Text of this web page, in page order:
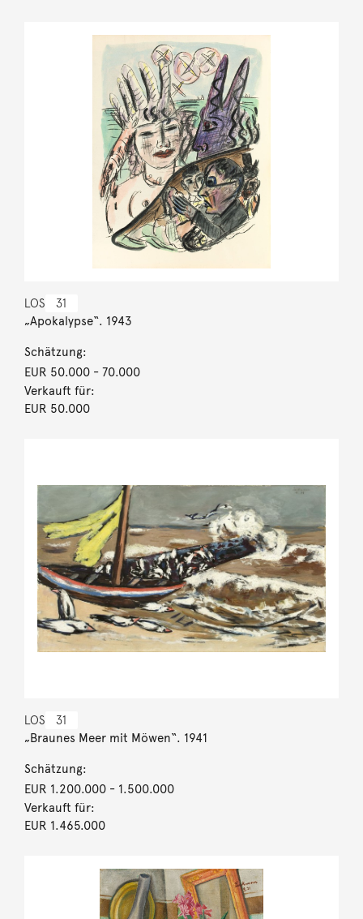
LOS 31
„Apokalypse“. 1943
Schätzung:
EUR 50.000- 70.000
Verkauft für:
EUR 50.000
LOS 31
„Braunes Meer mit Möwen“. 1941
Schätzung:
EUR 1.200.000- 1.500.000
Verkauft für:
EUR 1.465.000